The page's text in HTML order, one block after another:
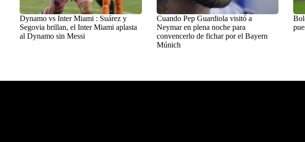
Dynamo vs Inter Miami : Suárez y
Segovia brillan, el Inter Miami aplasta
al Dynamo sin Messi
Cuando Pep Guardiola visitó a
Neymar en plena noche para
convencerlo de fichar por el Bayern
Múnich